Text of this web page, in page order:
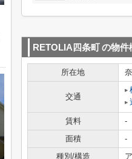
RETOLIA四条町の物件
所在地
交通
賃料
-
面積
-
種別/構造